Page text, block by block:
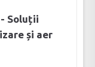
- Soluții
și aer